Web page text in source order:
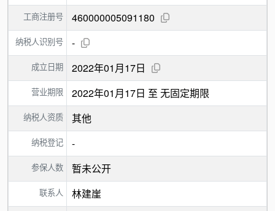
工商注册号 460000005091180
纳税人识别号 -
成立日期 2022年01月17日
营业期限 2022年01月17日 至 无固定期限
纳税人资质 其他
纳税登记 -
参保人数 暂未公开
联系人 林建崖